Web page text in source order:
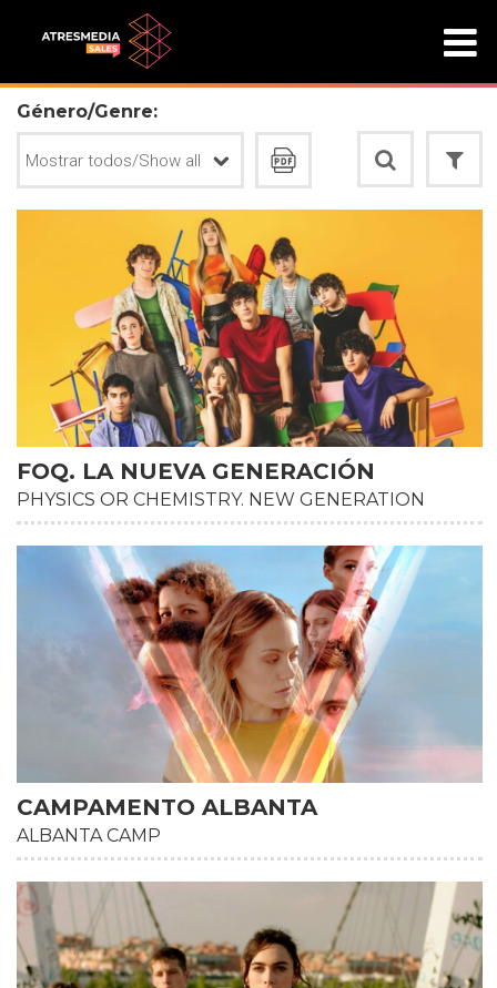
Género/Genre:
HD
FOQ. LA NUEVA GENERACIÓN
PHYSICS OR CHEMISTRY. NEW GENERATION
HD
CAMPAMENTO ALBANTA
ALBANTA CAMP